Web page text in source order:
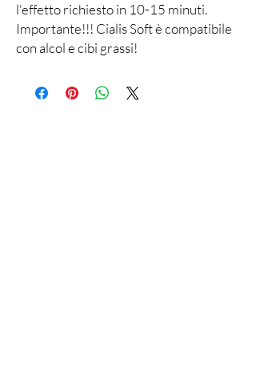
l'effetto richiesto in 10-15 minuti.
Importante!!! Cialis Soft è compatibile
con alcol e cibi grassi!